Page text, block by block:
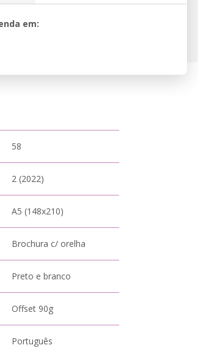
em:
58
2 (2022)
A5 (148x210)
Brochura c/ orelha
Preto e branco
Offset 90g
Português